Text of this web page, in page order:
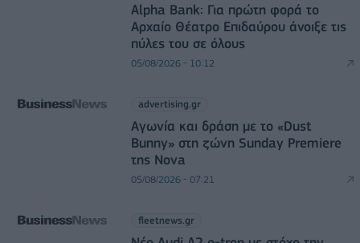
Alpha Bank: Για πρώτη φορά το
Αρχαίο Θέατρο Επιδαύρου άνοιξε τις
πύλες του σε όλους
05/08/2026 - 10:12
advertising.gr
Αγωνία και δράση με το «Dust
Bunny» στη ζώνη Sunday Premiere
της Nova
05/08/2026 - 07:21
fleetnews.gr